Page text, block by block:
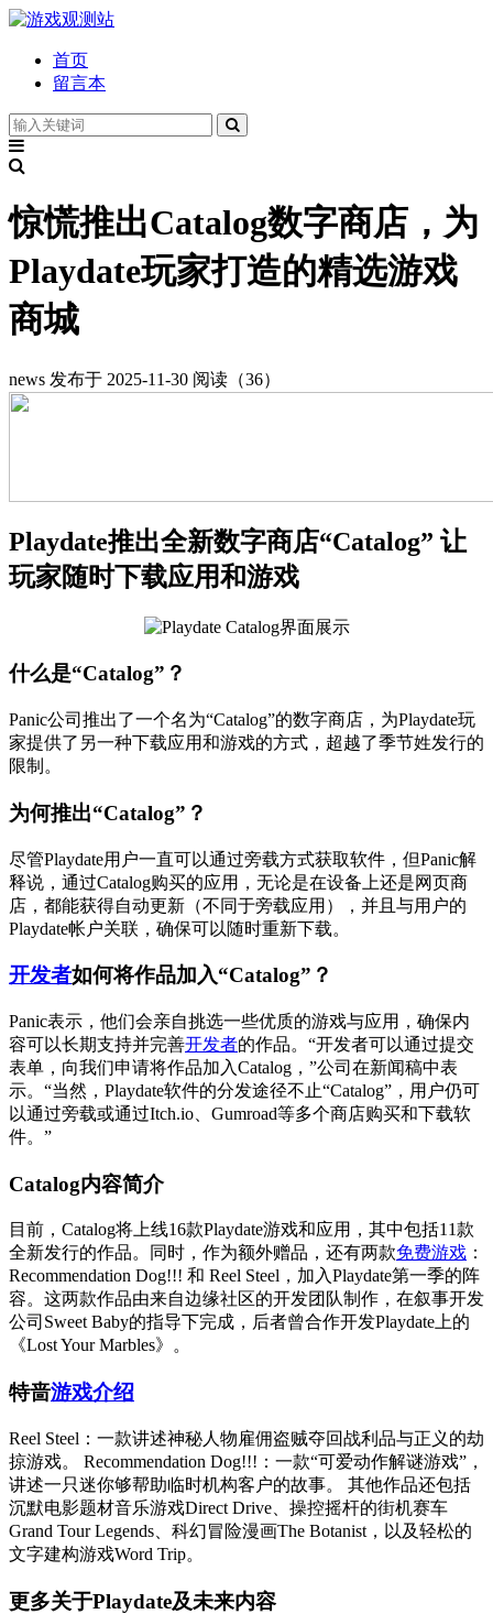
首页
留言本
惊慌推出Catalog数字商店，为
Playdate玩家打造的精选游戏
商城
news 发布于 2025-11-30 阅读（36）
Playdate推出全新数字商店“Catalog” 让
玩家随时下载应用和游戏
什么是“Catalog”？
Panic公司推出了一个名为“Catalog”的数字商店，为Playdate玩
家提供了另一种下载应用和游戏的方式，超越了季节姓发行的
限制。
为何推出“Catalog”？
尽管Playdate用户一直可以通过旁载方式获取软件，但Panic解
释说，通过Catalog购买的应用，无论是在设备上还是网页商
店，都能获得自动更新（不同于旁载应用），并且与用户的
Playdate帐户关联，确保可以随时重新下载。
开发者如何将作品加入“Catalog”？
Panic表示，他们会亲自挑选一些优质的游戏与应用，确保内
容可以长期支持并完善开发者的作品。“开发者可以通过提交
表单，向我们申请将作品加入Catalog，”公司在新闻稿中表
示。“当然，Playdate软件的分发途径不止“Catalog”，用户仍可
以通过旁载或通过Itch.io、Gumroad等多个商店购买和下载软
件。”
Catalog内容简介
目前，Catalog将上线16款Playdate游戏和应用，其中包括11款
全新发行的作品。同时，作为额外赠品，还有两款免费游戏 ：
Recommendation Dog!!! 和 Reel Steel，加入Playdate第一季的阵
容。这两款作品由来自边缘社区的开发团队制作，在叙事开发
公司Sweet Baby的指导下完成，后者曾合作开发Playdate上的
《Lost Your Marbles》。
特啬游戏介绍
Reel Steel：一款讲述神秘人物雇佣盗贼夺回战利品与正义的劫
掠游戏。 Recommendation Dog!!!：一款“可爱动作解谜游戏”，
讲述一只迷你够帮助临时机构客户的故事。 其他作品还包括
沉默电影题材音乐游戏Direct Drive、操控摇杆的街机赛车
Grand Tour Legends、科幻冒险漫画The Botanist，以及轻松的
文字建构游戏Word Trip。
更多关于Playdate及未来内容